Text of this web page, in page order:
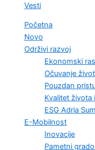
Vesti
Početna
Novo
Održivi razvoj
Ekonomski
Očuvanje
Pouzdan
Kvalitet života
ESG Adria
E-Mobilnost
Inovacije
Pametni